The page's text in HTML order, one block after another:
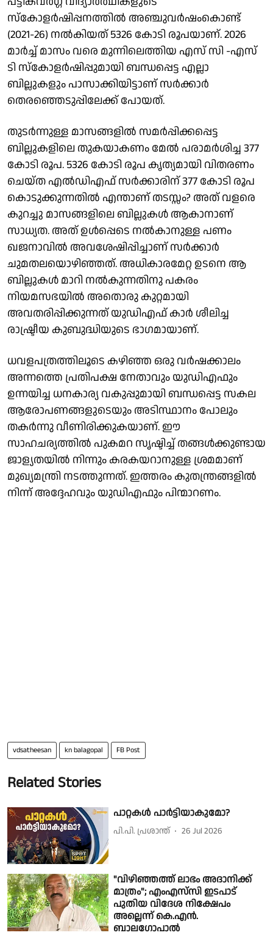
സ്കോളർഷിപ്പനത്തിൽ അഞ്ചുവർഷംകൊണ്ട്
(2021-26) നൽകിയത് 5326 കോടി രൂപയാണ്. 2026
മാർച്ച് മാസം വരെ മുന്നിലെത്തിയ എസ് സി -എസ്
ടി സ്കോളർഷിപ്പുമായി ബന്ധപ്പെട്ട എല്ലാ
ബില്ലുകളും പാസാക്കിയിട്ടാണ് സർക്കാർ
തെരഞ്ഞെടുപ്പിലേക്ക് പോയത്.
തുടർന്നുള്ള മാസങ്ങളിൽ സമർപ്പിക്കപ്പെട്ട
ബില്ലുകളിലെ തുകയാകണം മേൽ പരാമർശിച്ച 377
കോടി രൂപ. 5326 കോടി രൂപ കൃത്യമായി വിതരണം
ചെയ്ത എൽഡിഎഫ് സർക്കാരിന് 377 കോടി രൂപ
കൊടുക്കുന്നതിൽ എന്താണ് തടസ്സം? അത് വളരെ
കുറച്ചു മാസങ്ങളിലെ ബില്ലുകൾ ആകാനാണ്
സാധ്യത. അത് ഉൾപ്പെടെ നൽകാനുള്ള പണം
ഖജനാവിൽ അവശേഷിപ്പിച്ചാണ് സർക്കാർ
ചുമതലയൊഴിഞ്ഞത്. അധികാരമേറ്റ ഉടനെ ആ
ബില്ലുകൾ മാറി നൽകുന്നതിനു പകരം
നിയമസഭയിൽ അതൊരു കുറ്റമായി
അവതരിപ്പിക്കുന്നത് യുഡിഎഫ് കാർ ശീലിച്ച
രാഷ്ട്രീയ കുബുദ്ധിയുടെ ഭാഗമായാണ്.
ധവളപത്രത്തിലൂടെ കഴിഞ്ഞ ഒരു വർഷക്കാലം
അന്നത്തെ പ്രതിപക്ഷ നേതാവും യുഡിഎഫും
ഉന്നയിച്ച ധനകാര്യ വകുപ്പുമായി ബന്ധപ്പെട്ട സകല
ആരോപണങ്ങളുടെയും അടിസ്ഥാനം പോലും
തകർന്നു വീണിരിക്കുകയാണ്. ഈ
സാഹചര്യത്തിൽ പുകമറ സൃഷ്ടിച്ച് തങ്ങൾക്കുണ്ടായ
ജാള്യതയിൽ നിന്നും കരകയറാനുള്ള ശ്രമമാണ്
മുഖ്യമന്ത്രി നടത്തുന്നത്. ഇത്തരം കുതന്ത്രങ്ങളിൽ
നിന്ന് അദ്ദേഹവും യുഡിഎഫും പിന്മാറണം.
vdsatheesan kn balagopal FB Post
Related Stories
പാറ്റകൾ പാർട്ടിയാകുമോ?
പി.പി. പ്രശാന്ത് 26 Jul 2026
"വിഴിഞ്ഞത്ത് ലാഭം അദാനിക്ക്
മാത്രം"; എംഎസ്‌സി ഇടപാട്
പുതിയ വിദേശ നിക്ഷേപം
അല്ലെന്ന് കെ.എൻ.
ബാലഗോപാൽ